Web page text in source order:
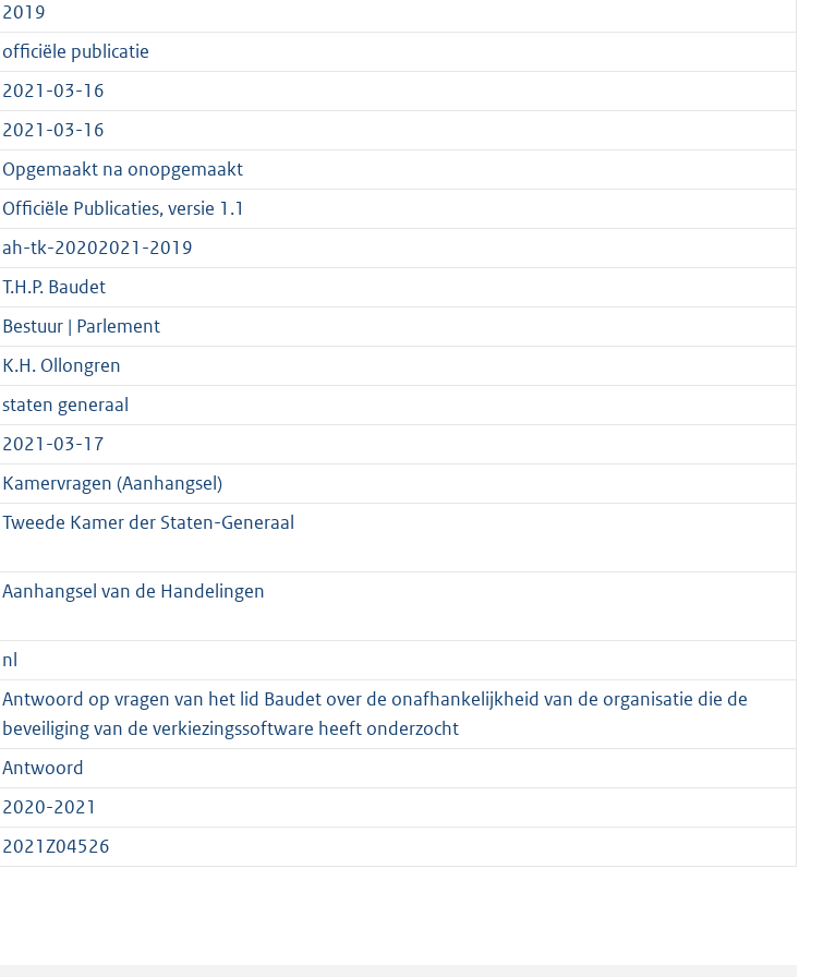
s
g
r
o
o
t
t
e
:
2
K
b
d
g
o
o
t
t
e
:
2
K
b
2019
officiële publicatie
2021-03-16
2021-03-16
Opgemaakt na onopgemaakt
Officiële Publicaties, versie 1.1
ah-tk-20202021-2019
T.H.P. Baudet
Bestuur | Parlement
K.H. Ollongren
staten generaal
2021-03-17
Kamervragen (Aanhangsel)
Tweede Kamer der Staten-Generaal
Aanhangsel van de Handelingen
nl
Antwoord op vragen van het lid Baudet over de onafhankelijkheid van de organisatie die de
beveiliging van de verkiezingssoftware heeft onderzocht
Antwoord
2020-2021
2021Z04526